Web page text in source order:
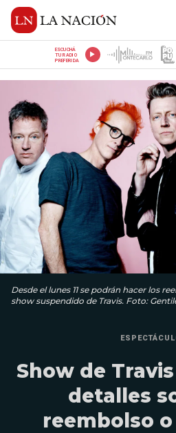
ESCUCHÁ
TU RADIO
PREFERIDA
Desde el lunes 11 se podrán hacer los
show suspendido de Travis. Foto:
Show de
detalles
reembolso